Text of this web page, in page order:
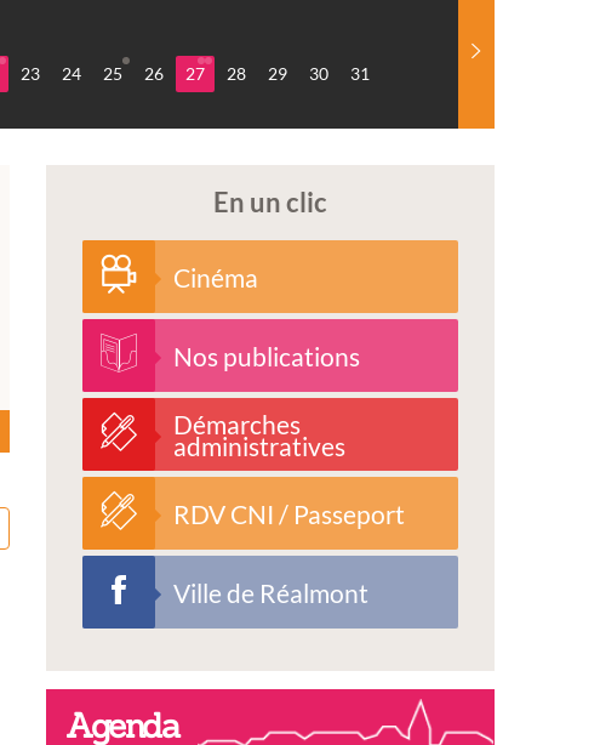
23 24 25 26 27 28 29 30 31
En un clic
Cinéma
Nos publications
Démarches
administratives
RDV CNI / Passeport
Ville de Réalmont
Agenda